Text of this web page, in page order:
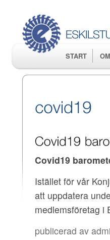
START
Covid19
Istället för vår
att uppdatera
medlemsföretag i
publicerad av